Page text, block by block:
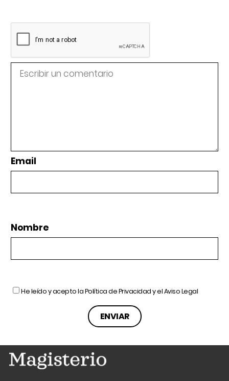
Email
Nombre
He leído y acepto laPolítica de Privacidady elAviso Legal